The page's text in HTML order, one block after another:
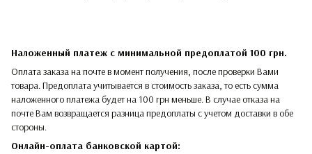
Наложенный платеж с минимальной предоплатой 100 грн.
Оплата заказа на почте в момент получения, после проверки Вами
товара. Предоплата учитывается в стоимость заказа, то есть сумма
наложенного платежа будет на 100 грн меньше. В случае отказа на
почте Вам возвращается разница предоплаты с учетом доставки в обе
стороны.​​
Онлайн-оплата банковской картой: